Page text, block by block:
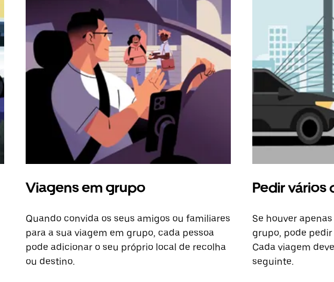
Viagens em grupo
Quando convida os seus amigos ou familiares
para a sua viagem em grupo, cada pessoa
pode adicionar o seu próprio local de recolha
ou destino.
Pedir vários
Se houver
grupo, pode
Cada viagem
seguinte.